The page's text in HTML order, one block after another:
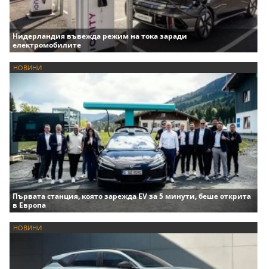
Нидерландия въвежда режим на тока заради
електромобилите
НОВИНИ
Първата станция, която зарежда EV за 5 минути, беше открита
в Европа
НОВИНИ